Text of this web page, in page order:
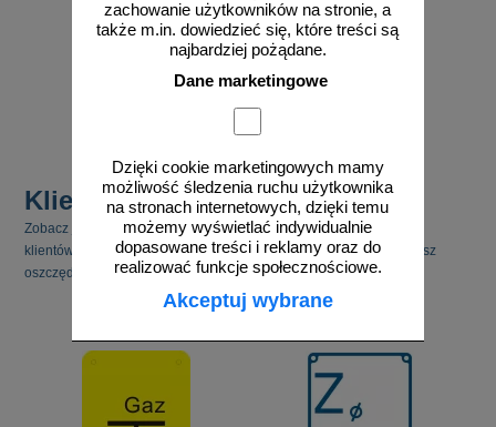
zachowanie użytkowników na stronie, a
także m.in. dowiedzieć się, które treści są
najbardziej pożądane.
Dane marketingowe
Dzięki cookie marketingowych mamy
możliwość śledzenia ruchu użytkownika
na stronach internetowych, dzięki temu
możemy wyświetlać indywidualnie
dopasowane treści i reklamy oraz do
realizować funkcje społecznościowe.
Akceptuj wybrane
od 10,84 zł
Klienci kupili również
Zobacz jakie inne produkty cieszyły się zainteresowaniem naszych
klientów. Pamiętaj, że kupując kilka produktów jednocześnie możesz
oszczędzić na kosztach transportu.